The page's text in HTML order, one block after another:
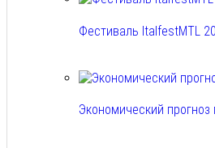
Фестиваль ItalfestMTL
Экономический